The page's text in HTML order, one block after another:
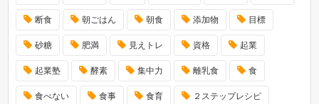
断食 朝ごはん 朝食 添加物 目標
砂糖 肥満 見えトレ 資格 起業
起業塾 酵素 集中力 離乳食 食
食べない 食事 食育 ２ステップレシピ